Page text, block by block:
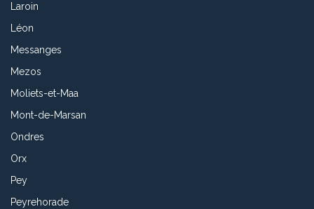
Laroin
Léon
Messanges
Mezos
Moliets-et-Maa
Mont-de-Marsan
Ondres
Orx
Pey
Peyrehorade